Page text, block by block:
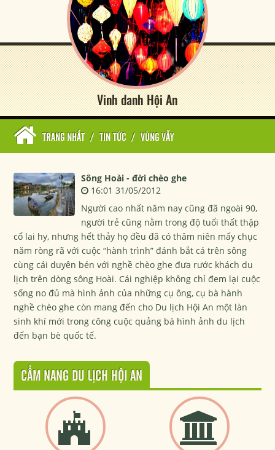
Vinh danh Hội An
TRANG NHẤT / TIN TỨC / VÙNG VẪY
Sông Hoài - đời chèo ghe
16:01 31/05/2012
Người cao nhất năm nay cũng đã ngoài 90,
người trẻ cũng nằm trong độ tuổi thất thập
cổ lai hy, nhưng hết thảy họ đều đã có thâm niên mấy chục
năm ròng rã với cuộc “hành trình” đánh bắt cá trên sông
cùng cái duyên bén với nghề chèo ghe đưa rước khách du
lịch trên dòng sông Hoài. Cái nghiệp không chỉ đem lại cuộc
sống no đủ mà hình ảnh của những cụ ông, cụ bà hành
nghề chèo ghe còn mang đến cho Du lịch Hội An một làn
sinh khí mới trong công cuộc quảng bá hình ảnh du lịch
đến bạn bè quốc tế.
CẨM NANG DU LỊCH HỘI AN